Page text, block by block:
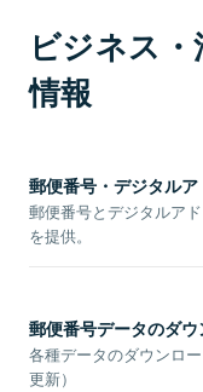
ビジネス
情報
郵便番号・デジタル
郵便番号とデジタルア
を提供。
郵便番号データのダウ
各種データのダウンロ
更新）